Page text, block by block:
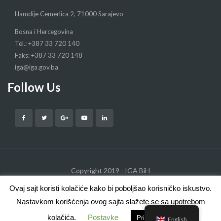
Hamdije Cemerlica 2, 71000 Sarajevo
Bosna i Hercegovina
Tel.: +387 33 720 140
Faks: +387 33 720 148
iga@iga.gov.ba
Follow Us
Copyright 2019 - IGA BiH
About Contact
Term & Conditions
Politika privatnosti
Mapa stranice
Ovaj sajt koristi kolačiće kako bi poboljšao korisničko iskustvo.
Nastavkom korišćenja ovog sajta slažete se sa upotrebom
kolačića.
Postavke Prihvatam English